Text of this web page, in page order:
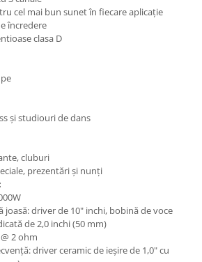
cel mai bun sunet în fiecare aplicație
încredere
clasa D
și studiouri de dans
cluburi
prezentări și nunți
joasă: driver de 10" inchi, bobină de voce
de 2,0 inchi (50 mm)
2 ohm
driver ceramic de ieșire de 1,0" cu